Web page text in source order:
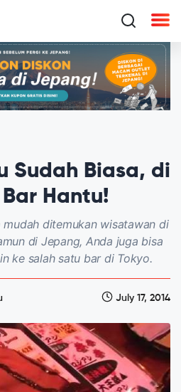
Sudah Biasa, di
Hantu!
ditemukan wisatawan di
di Jepang, Anda juga bisa
ke salah satu bar di Tokyo.
July 17, 2014